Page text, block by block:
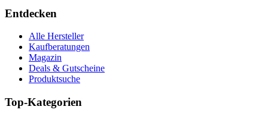
Entdecken
Alle Hersteller
Kaufberatungen
Magazin
Deals & Gutscheine
Produktsuche
Top-Kategorien